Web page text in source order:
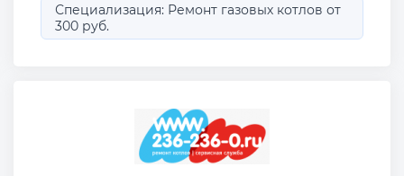
Специализация: Ремонт газовых котлов от
300 руб.